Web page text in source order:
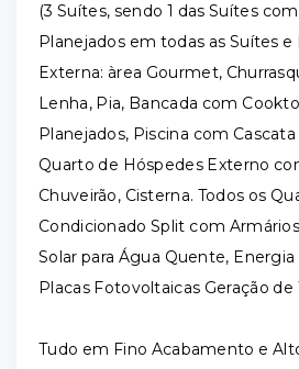
(3 Suítes, sendo 1 das Suítes
Planejados em todas as Suítes e
Externa: àrea Gourmet,
Lenha, Pia, Bancada com
Planejados, Piscina com
Quarto de Hóspedes Externo
Chuveirão, Cisterna. Todos os
Condicionado Split com
Solar para Água Quente,
Placas Fotovoltaicas Geração de
Tudo em Fino Acabamento e